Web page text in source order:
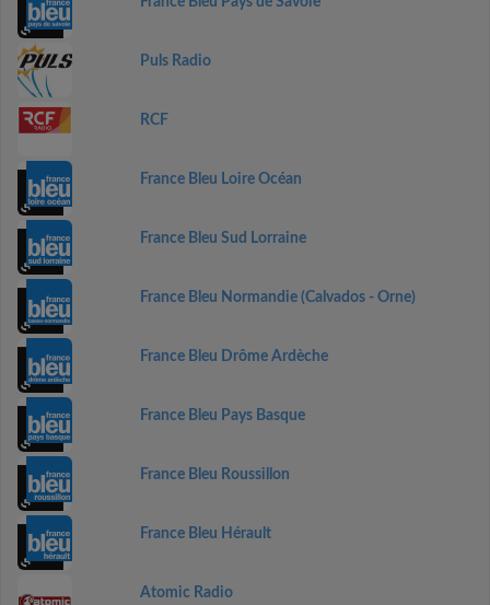
Puls Radio
RCF
France Bleu Loire Océan
France Bleu Sud Lorraine
France Bleu Normandie (Calvados - Orne)
France Bleu Drôme Ardèche
France Bleu Pays Basque
France Bleu Roussillon
France Bleu Hérault
Atomic Radio